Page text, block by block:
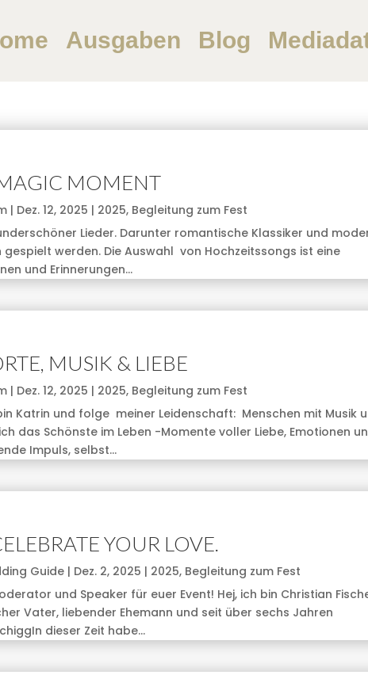
Ausgaben Blog
MOMENT
| Dez. 12, 2025 | 2025, Begleitung zum Fest
Lieder. Darunter romantische Klassiker und
werden. Die Auswahl von Hochzeitssongs ist eine
und Erinnerungen...
MUSIK & LIEBE
| Dez. 12, 2025 | 2025, Begleitung zum Fest
Katrin und folge meiner Leidenschaft: Menschen mit Musik
das Schönste im Leben -Momente voller Liebe, Emotionen
Impuls, selbst...
YOUR LOVE.
Guide | Dez. 2, 2025 | 2025, Begleitung zum Fest
und Speaker für euer Event! Hej, ich bin Christian
Vater, liebender Ehemann und seit über sechs Jahren
dieser Zeit habe...